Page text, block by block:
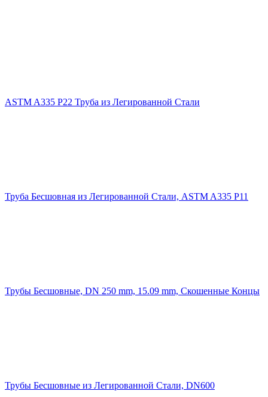
ASTM A335 P22 Труба из Легированной Стали
Труба Бесшовная из Легированной Стали, ASTM A335 P11
Трубы Бесшовные, DN 250 mm, 15.09 mm, Скошенные Концы
Трубы Бесшовные из Легированной Стали, DN600